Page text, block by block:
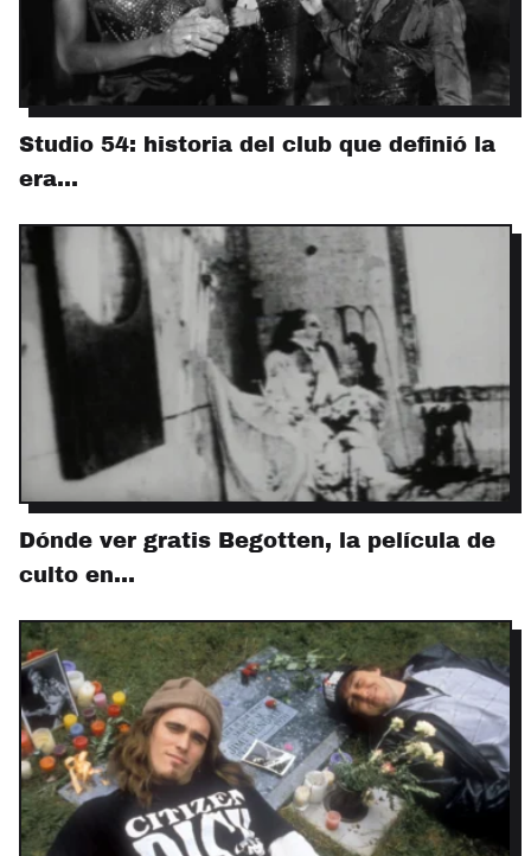
Studio 54: historia del club que definió la
era…
Dónde ver gratis Begotten, la película de
culto en…